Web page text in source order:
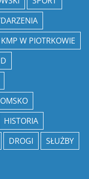
KMP W PIOTRKOWIE
HISTORIA
DROGI SŁUŻBY